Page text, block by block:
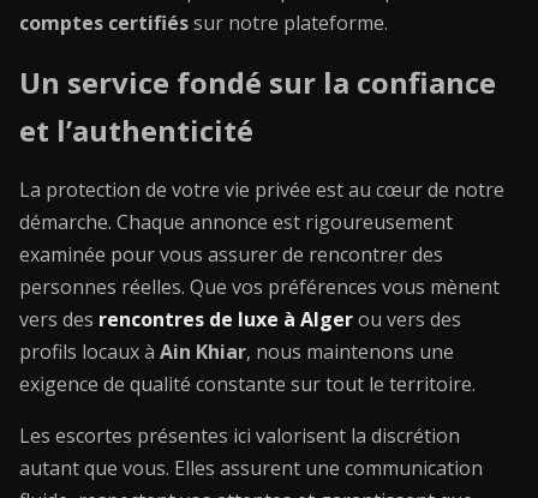
comptes certifiéssur notre plateforme.
Un service fondé sur la confiance
et l’authenticité
La protection de votre vie privée est au cœur de notre
démarche. Chaque annonce est rigoureusement
examinée pour vous assurer de rencontrer des
personnes réelles. Que vos préférences vous mènent
vers des rencontres de luxe à Algerou vers des
profils locaux à Ain Khiar, nous maintenons une
exigence de qualité constante sur tout le territoire.
Les escortes présentes ici valorisent la discrétion
autant que vous. Elles assurent une communication